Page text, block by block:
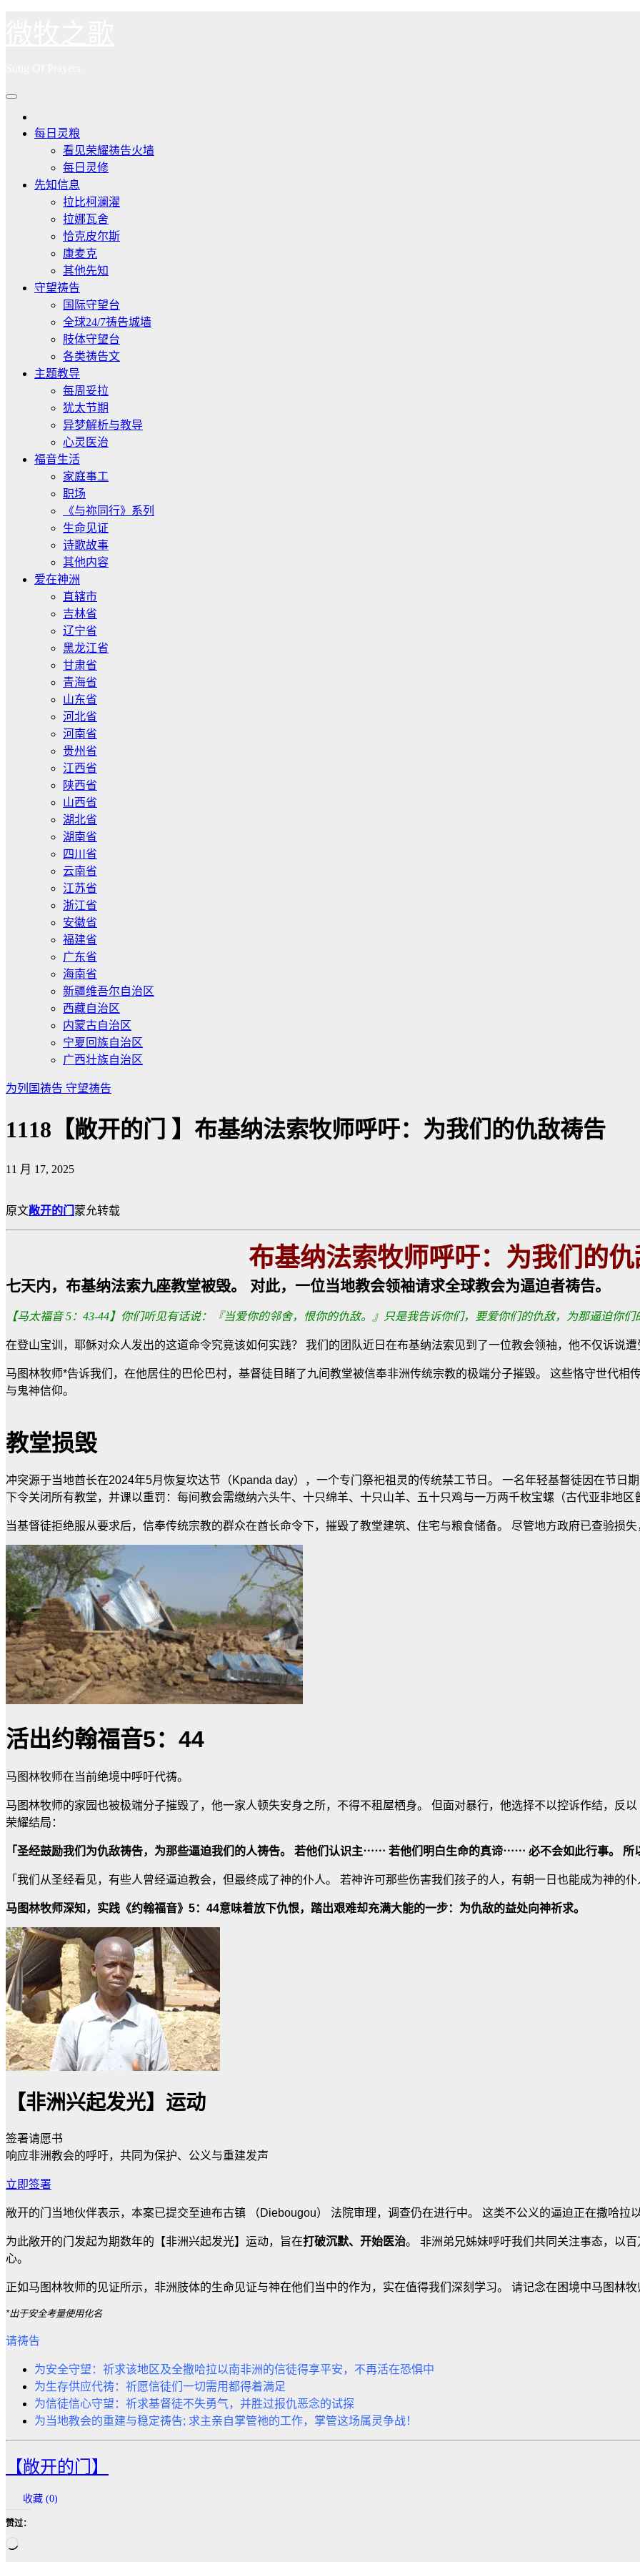
每日灵粮
看见荣耀祷告火墙
每日灵修
先知信息
拉比柯澜濯
拉娜瓦舍
恰克皮尔斯
康麦克
其他先知
守望祷告
国际守望台
全球24/7祷告城墙
肢体守望台
各类祷告文
主题教导
每周妥拉
犹太节期
异梦解析与教导
心灵医治
福音生活
家庭事工
职场
《与祢同行》系列
生命见证
诗歌故事
其他内容
爱在神洲
直辖市
吉林省
辽宁省
黑龙江省
甘肃省
青海省
山东省
河北省
河南省
贵州省
江西省
陕西省
山西省
湖北省
湖南省
四川省
云南省
江苏省
浙江省
安徽省
福建省
广东省
海南省
新疆维吾尔自治区
西藏自治区
内蒙古自治区
宁夏回族自治区
广西壮族自治区
为列国祷告 守望祷告
1118【敞开的门 】布基纳法索牧师呼吁：为我们的仇敌祷告
11 月 17, 2025
原文敞开的门 蒙允转载
布基纳法索牧师呼吁：为我们的
七天内，布基纳法索九座教堂被毁。 对此，一位当地教会领袖请求全球教会为逼迫者祷告。
【马太福音 5：43-44】你们听见有话说：『当爱你的邻舍，恨你的仇敌。』只是我告诉你们，要爱你们的仇敌，为那逼迫你们
在登山宝训，耶稣对众人发出的这道命令究竟该如何实践？ 我们的团队近日在布基纳法索见到了一位教会领袖，他不仅诉说
马图林牧师*告诉我们，在他居住的巴伦巴村，基督徒目睹了九间教堂被信奉非洲传统宗教的极端分子摧毁。 这些恪守世代
与鬼神信仰。
教堂损毁
冲突源于当地酋长在2024年5月恢复坎达节（Kpanda day），一个专门祭祀祖灵的传统禁工节日。 一名年轻基督徒因在节日
下令关闭所有教堂，并课以重罚：每间教会需缴纳六头牛、十只绵羊、十只山羊、五十只鸡与一万两千枚宝螺（古代亚非地
当基督徒拒绝服从要求后，信奉传统宗教的群众在酋长命令下，摧毁了教堂建筑、住宅与粮食储备。 尽管地方政府已查验损
活出约翰福音5：44
马图林牧师在当前绝境中呼吁代祷。
马图林牧师的家园也被极端分子摧毁了，他一家人顿失安身之所，不得不租屋栖身。 但面对暴行，他选择不以控诉作结，反
荣耀结局：
「圣经鼓励我们为仇敌祷告，为那些逼迫我们的人祷告。 若他们认识主⋯⋯ 若他们明白生命的真谛⋯⋯ 必不会如此行事。 所
「我们从圣经看见，有些人曾经逼迫教会，但最终成了神的仆人。 若神许可那些伤害我们孩子的人，有朝一日也能成为神的
马图林牧师深知，实践《约翰福音》5：44意味着放下仇恨，踏出艰难却充满大能的一步：为仇敌的益处向神祈求。
【非洲兴起发光】运动
签署请愿书
响应非洲教会的呼吁，共同为保护、公义与重建发声
立即签署
敞开的门当地伙伴表示，本案已提交至迪布古镇 （Diebougou） 法院审理，调查仍在进行中。 这类不公义的逼迫正在撒哈
为此敞开的门发起为期数年的【非洲兴起发光】运动，旨在打破沉默、开始医治。 非洲弟兄姊妹呼吁我们共同关注事态，以
心。
正如马图林牧师的见证所示，非洲肢体的生命见证与神在他们当中的作为，实在值得我们深刻学习。 请记念在困境中马图林
*出于安全考量使用化名
请祷告
为安全守望：祈求该地区及全撒哈拉以南非洲的信徒得享平安，不再活在恐惧中
为生存供应代祷：祈愿信徒们一切需用都得着满足
为信徒信心守望：祈求基督徒不失勇气，并胜过报仇恶念的试探
为当地教会的重建与稳定祷告; 求主亲自掌管祂的工作，掌管这场属灵争战！
【敞开的门】
收藏 (0)
赞过：